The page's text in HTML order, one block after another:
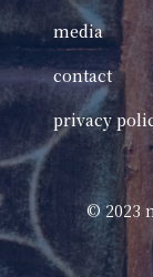
media
contact
privacy
©️ 2023